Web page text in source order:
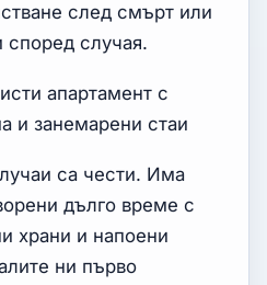
след смърт или
според случая.
апартамент с
и занемарени стаи
са чести. Има
дълго време с
храни и напоени
ни първо